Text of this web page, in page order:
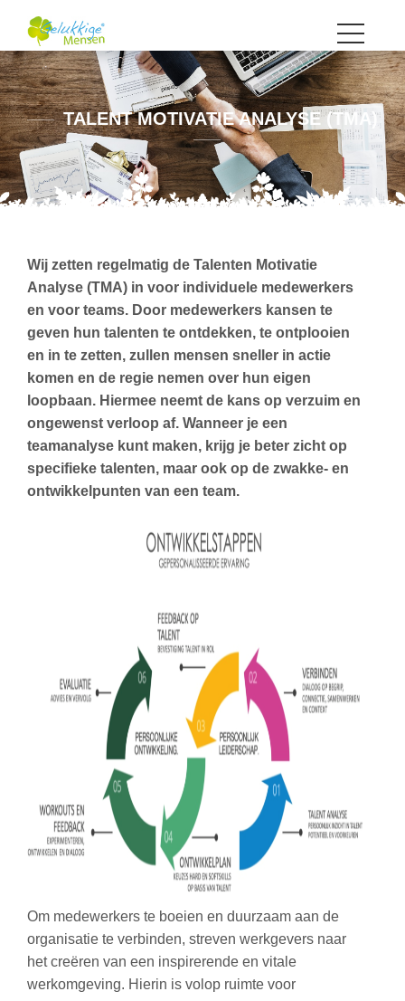
TALENT MOTIVATIE ANALYSE (TMA)
Wij zetten regelmatig de Talenten Motivatie
Analyse (TMA) in voor individuele medewerkers
en voor teams. Door medewerkers kansen te
geven hun talenten te ontdekken, te ontplooien
en in te zetten, zullen mensen sneller in actie
komen en de regie nemen over hun eigen
loopbaan. Hiermee neemt de kans op verzuim en
ongewenst verloop af. Wanneer je een
teamanalyse kunt maken, krijg je beter zicht op
specifieke talenten, maar ook op de zwakke- en
ontwikkelpunten van een team.
Om medewerkers te boeien en duurzaam aan de
organisatie te verbinden, streven werkgevers naar
het creëren van een inspirerende en vitale
werkomgeving. Hierin is volop ruimte voor